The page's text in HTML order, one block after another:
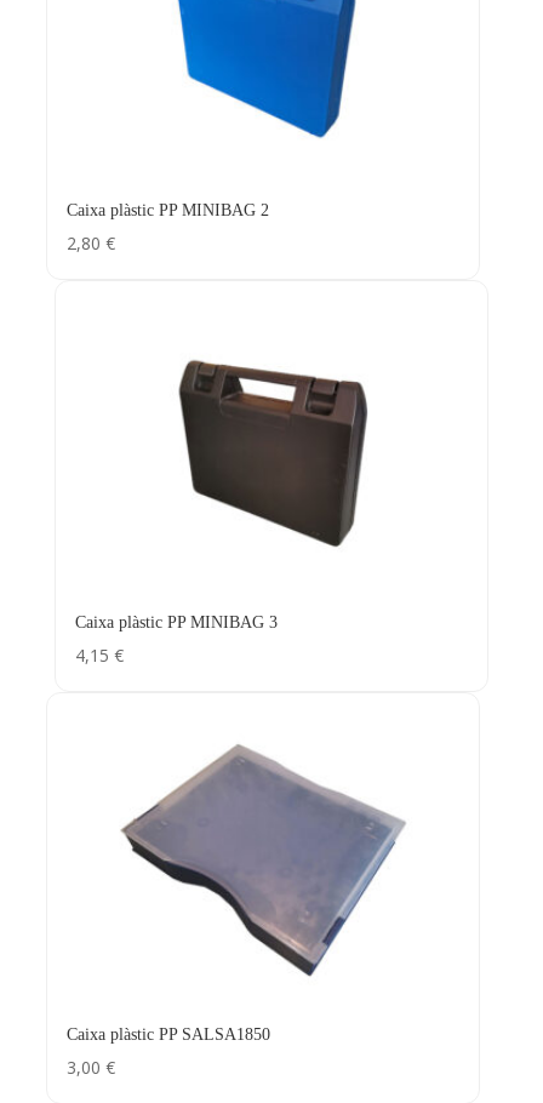
Caixa plàstic PP MINIBAG 2
2,80 €
Caixa plàstic PP MINIBAG 3
4,15 €
Caixa plàstic PP SALSA1850
3,00 €